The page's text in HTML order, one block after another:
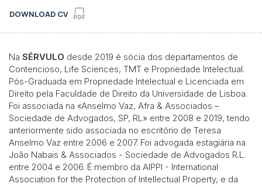
DOWNLOAD CV
Na SÉRVULO desde 2019 é sócia dos departamentos de
Contencioso, Life Sciences, TMT e Propriedade Intelectual.
Pós-Graduada em Propriedade Intelectual e Licenciada em
Direito pela Faculdade de Direito da Universidade de Lisboa.
Foi associada na «Anselmo Vaz, Afra & Associados –
Sociedade de Advogados, SP, RL» entre 2008 e 2019, tendo
anteriormente sido associada no escritório de Teresa
Anselmo Vaz entre 2006 e 2007. Foi advogada estagiária na
João Nabais & Associados - Sociedade de Advogados R.L.
entre 2004 e 2006. É membro da AIPPI - International
Association for the Protection of Intellectual Property, e da